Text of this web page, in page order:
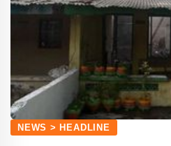
NEWS > HEADLINE